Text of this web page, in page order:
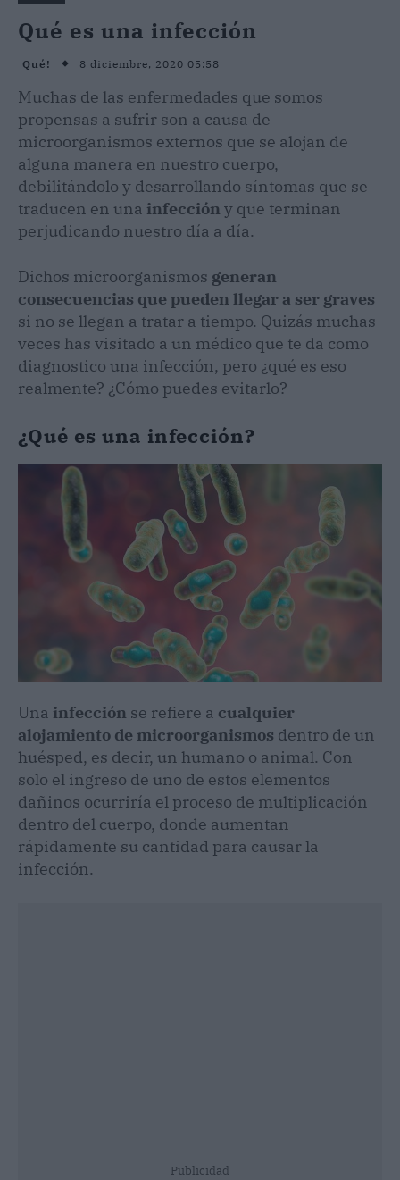
Qué es una infección
Qué! 8 diciembre, 2020 05:58
Muchas de las enfermedades que somos
propensas a sufrir son a causa de
microorganismos externos que se alojan de
alguna manera en nuestro cuerpo,
debilitándolo y desarrollando síntomas que se
traducen en una infección y que terminan
perjudicando nuestro día a día.
Dichos microorganismos generan
consecuencias que pueden llegar a ser graves
si no se llegan a tratar a tiempo. Quizás muchas
veces has visitado a un médico que te da como
diagnostico una infección, pero ¿qué es eso
realmente? ¿Cómo puedes evitarlo?
¿Qué es una infección?
Una infección se refiere a cualquier
alojamiento de microorganismos dentro de un
huésped, es decir, un humano o animal. Con
solo el ingreso de uno de estos elementos
dañinos ocurriría el proceso de multiplicación
dentro del cuerpo, donde aumentan
rápidamente su cantidad para causar la
infección.
Publicidad